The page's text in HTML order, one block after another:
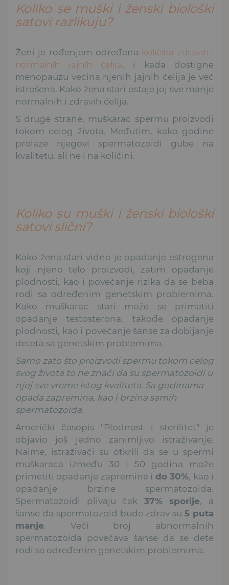
Koliko se muški i ženski biološki
satovi razlikuju?
Ženi je rođenjem određena količina zdravih i
normalnih jajnih ćelija, i kada dostigne
menopauzu većina njenih jajnih ćelija je već
istrošena. Kako žena stari ostaje joj sve manje
normalnih i zdravih ćelija.
S druge strane, muškarac spermu proizvodi
tokom celog života. Međutim, kako godine
prolaze njegovi spermatozoidi gube na
kvalitetu, ali ne i na količini.
Koliko su muški i ženski biološki
satovi slični?
Kako žena stari vidno je opadanje estrogena
koji njeno telo proizvodi, zatim opadanje
plodnosti, kao i povećanje rizika da se beba
rodi sa određenim genetskim problemima.
Kako muškarac stari može se primetiti
opadanje testosterona, takođe opadanje
plodnosti, kao i povećanje šanse za dobijanje
deteta sa genetskim problemima.
Samo zato što proizvodi spermu tokom celog
svog života to ne znači da su spermatozoidi u
njoj sve vreme istog kvaliteta. Sa godinama
opada zapremina, kao i brzina samih
spermatozoida.
Američki časopis "Plodnost i sterilitet" je
objavio još jedno zanimljivo istraživanje.
Naime, istraživači su otkrili da se u spermi
muškaraca između 30 i 50 godina može
primetiti opadanje zapremine i do 30%, kao i
opadanje brzine spermatozoida.
Spermatozoidi plivaju čak 37% sporije, a
šanse da spermatozoid bude zdrav su 5 puta
manje. Veći broj abnormalnih
spermatozoida povećava šanse da se dete
rodi sa određenim genetskim problemima.